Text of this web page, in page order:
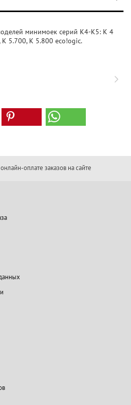
минимоек серий K4-K5: K 4
K 5.700, K 5.800 eco!ogic.
оплате заказов на сайте